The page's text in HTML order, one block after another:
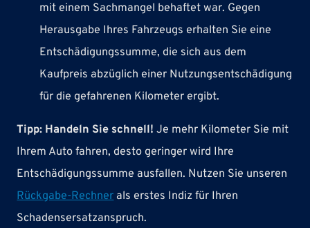
mit einem Sachmangel behaftet war. Gegen
Herausgabe Ihres Fahrzeugs erhalten Sie eine
Entschädigungssumme, die sich aus dem
Kaufpreis abzüglich einer Nutzungsentschädigung
für die gefahrenen Kilometer ergibt.
Tipp: Handeln Sie schnell!Je mehr Kilometer Sie mit
Ihrem Auto fahren, desto geringer wird Ihre
Entschädigungssumme ausfallen. Nutzen Sie unseren
Rückgabe-Rechnerals erstes Indiz für Ihren
Schadensersatzanspruch.